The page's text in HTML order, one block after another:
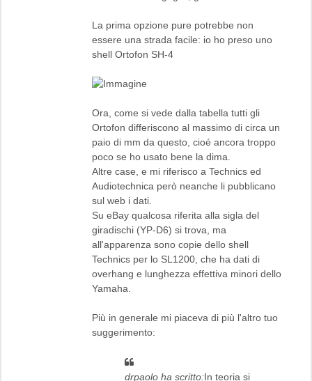
La prima opzione pure potrebbe non
essere una strada facile: io ho preso uno
shell Ortofon SH-4
Ora, come si vede dalla tabella tutti gli
Ortofon differiscono al massimo di circa un
paio di mm da questo, cioé ancora troppo
poco se ho usato bene la dima.
Altre case, e mi riferisco a Technics ed
Audiotechnica però neanche li pubblicano
sul web i dati.
Su eBay qualcosa riferita alla sigla del
giradischi (YP-D6) si trova, ma
all'apparenza sono copie dello shell
Technics per lo SL1200, che ha dati di
overhang e lunghezza effettiva minori dello
Yamaha.
Più in generale mi piaceva di più l'altro tuo
suggerimento:
drpaolo ha scritto:In teoria si